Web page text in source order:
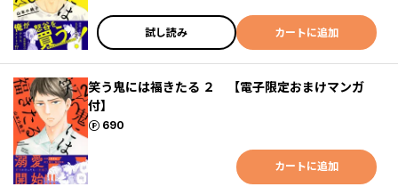
試し読み カートに追加
笑う鬼には福きたる ２ 【電子限定おまけマンガ
付】
690
ポイント
カートに追加